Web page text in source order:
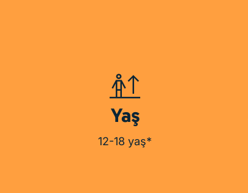
Yaş
12-18 yaş*